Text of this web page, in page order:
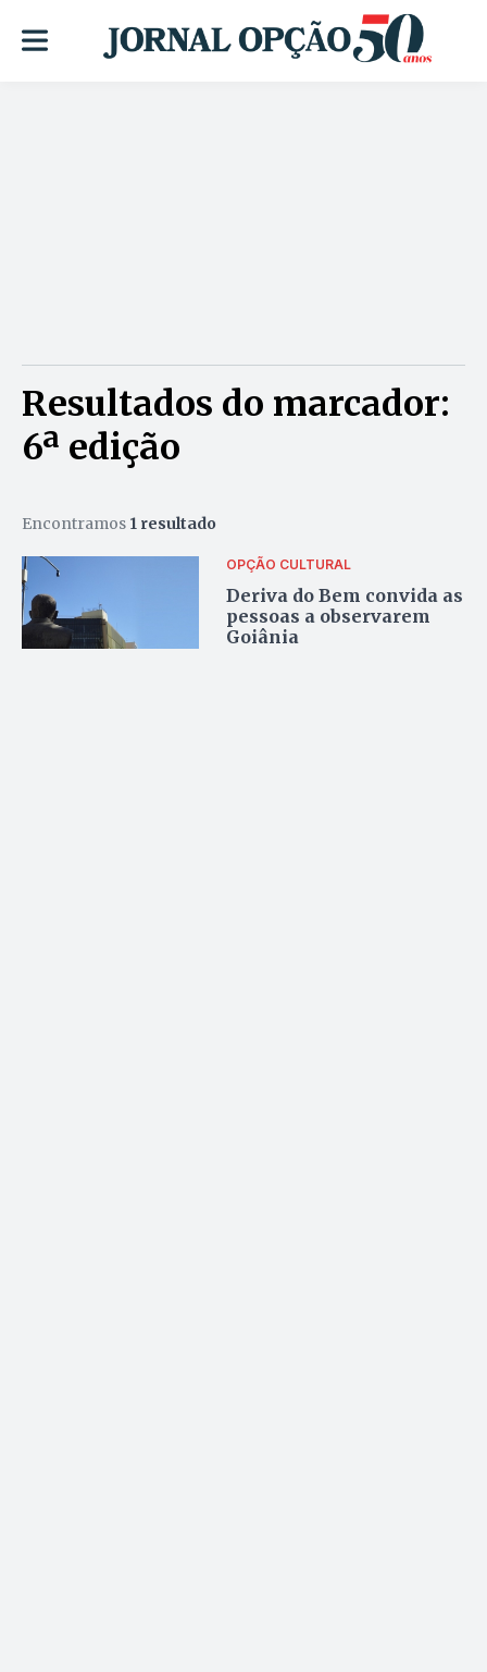
Resultados do marcador:
6ª edição
Encontramos 1 resultado
OPÇÃO CULTURAL
Deriva do Bem convida as
pessoas a observarem
Goiânia